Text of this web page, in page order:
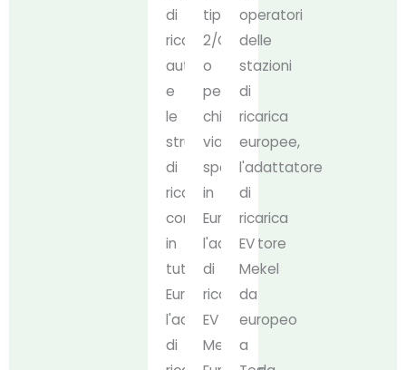
di
ricarica
autostradali
e
le
strutture
di
ricarica
comunali
in
tutta
Europa,
l'adattatore
di
tipo
2/CCS2
o
per
chi
viaggia
spesso
in
Europa,
l'adattatore
di
ricarica
EV
Mekel
operatori
delle
stazioni
di
ricarica
europee,
l'adattatore
di
ricarica
EV
Mekel
da
europeo
a